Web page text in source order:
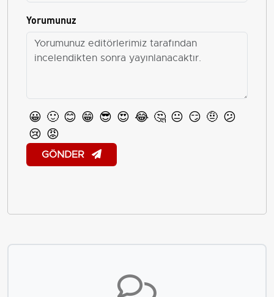
Yorumunuz
😀 🙂 😊 😁 😎 😍 😂 🤔 😐 😏 🤨 😕
😢 😡
GÖNDER